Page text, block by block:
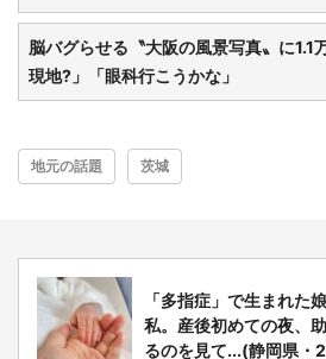
都道府選択
脳バグらせる〝大阪の風景写真〟に1.1
現地?」「眼科行こうかな」
地元の話題 茨城
「多指症」で生まれた
私。産後初めての夜、
るのを見て...(静岡県・